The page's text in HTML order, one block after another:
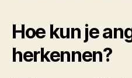
Hoe kun je
herkennen?